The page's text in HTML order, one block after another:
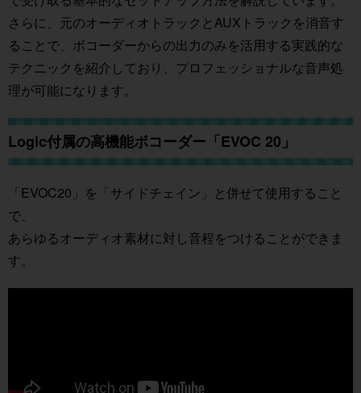
さらに、元のオーディオトラックとAUXトラックを消音す
ることで、ボコーダーからの出力のみを活用する実践的な
テクニックを紹介しており、プロフェッショナルな音声処
理が可能になります。
Logic付属の高機能ボコーダー「EVOC 20」
「EVOC20」を「サイドチェイン」と併せて使用すること
で、
あらゆるオーディオ素材に対し音程をつけることができま
す。